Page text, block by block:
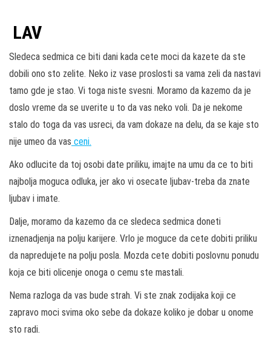
LAV
Sledeca sedmica ce biti dani kada cete moci da kazete da ste
dobili ono sto zelite. Neko iz vase proslosti sa vama zeli da nastavi
tamo gde je stao. Vi toga niste svesni. Moramo da kazemo da je
doslo vreme da se uverite u to da vas neko voli. Da je nekome
stalo do toga da vas usreci, da vam dokaze na delu, da se kaje sto
nije umeo da vas ceni.
Ako odlucite da toj osobi date priliku, imajte na umu da ce to biti
najbolja moguca odluka, jer ako vi osecate ljubav-treba da znate
ljubav i imate.
Dalje, moramo da kazemo da ce sledeca sedmica doneti
iznenadjenja na polju karijere. Vrlo je moguce da cete dobiti priliku
da napredujete na polju posla. Mozda cete dobiti poslovnu ponudu
koja ce biti olicenje onoga o cemu ste mastali.
Nema razloga da vas bude strah. Vi ste znak zodijaka koji ce
zapravo moci svima oko sebe da dokaze koliko je dobar u onome
sto radi.